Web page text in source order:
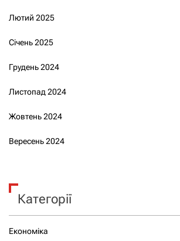
Лютий 2025
Січень 2025
Грудень 2024
Листопад 2024
Жовтень 2024
Вересень 2024
Категорії
Економіка